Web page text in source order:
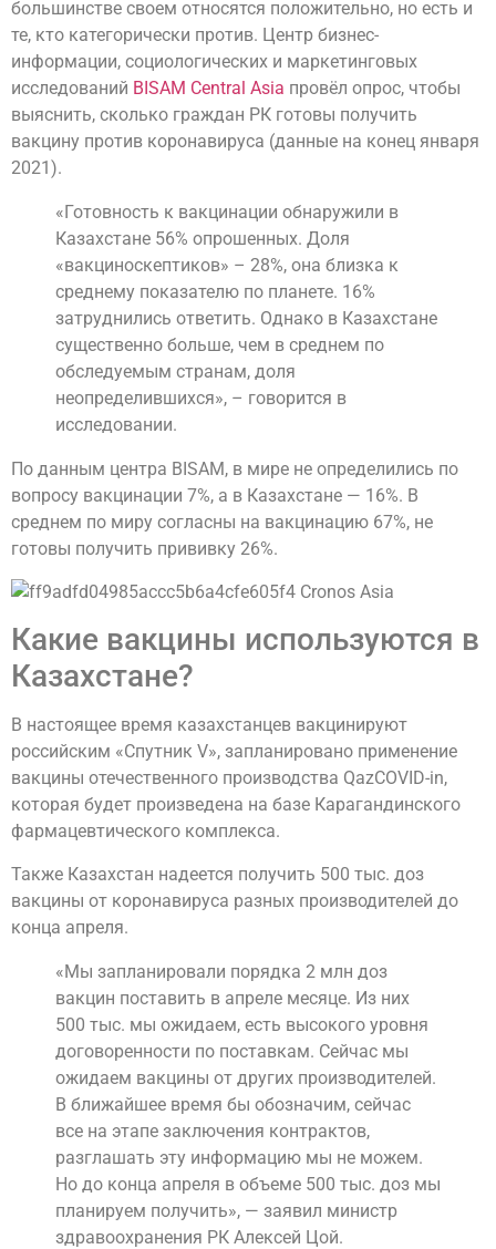
большинстве своем относятся положительно, но есть и
те, кто категорически против. Центр бизнес-
информации, социологических и маркетинговых
исследований BISAM Central Asia провёл опрос, чтобы
выяснить, сколько граждан РК готовы получить
вакцину против коронавируса (данные на конец января
2021).
«Готовность к вакцинации обнаружили в
Казахстане 56% опрошенных. Доля
«вакциноскептиков» – 28%, она близка к
среднему показателю по планете. 16%
затруднились ответить. Однако в Казахстане
существенно больше, чем в среднем по
обследуемым странам, доля
неопределившихся», – говорится в
исследовании.
По данным центра BISAM, в мире не определились по
вопросу вакцинации 7%, а в Казахстане — 16%. В
среднем по миру согласны на вакцинацию 67%, не
готовы получить прививку 26%.
Какие вакцины используются в
Казахстане?
В настоящее время казахстанцев вакцинируют
российским «Спутник V», запланировано применение
вакцины отечественного производства QazCOVID-in,
которая будет произведена на базе Карагандинского
фармацевтического комплекса.
Также Казахстан надеется получить 500 тыс. доз
вакцины от коронавируса разных производителей до
конца апреля.
«Мы запланировали порядка 2 млн доз
вакцин поставить в апреле месяце. Из них
500 тыс. мы ожидаем, есть высокого уровня
договоренности по поставкам. Сейчас мы
ожидаем вакцины от других производителей.
В ближайшее время бы обозначим, сейчас
все на этапе заключения контрактов,
разглашать эту информацию мы не можем.
Но до конца апреля в объеме 500 тыс. доз мы
планируем получить», — заявил министр
здравоохранения РК Алексей Цой.